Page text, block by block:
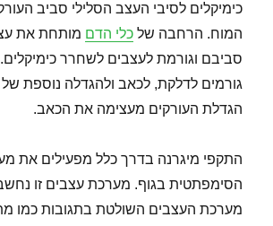
כימיקלים לסיבי העצב הסלילי סביב
המוח. הרחבה שלכלי הדם מותחת את
סביבם וגורמת לעצבים לשחרר כימיקלים.
גורמים לדלקת, לכאב ולהגדלה נוספת של
הגדלת העורקים מעצימה את הכאב.
התקפי מיגרנה בדרך כלל מפעילים את
הסימפתטית בגוף. מערכת עצבים זו
מערכת העצבים השולטת בתגובות כמו